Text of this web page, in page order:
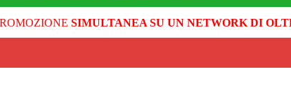
SIMULTANEA SU UN NETWORK DI